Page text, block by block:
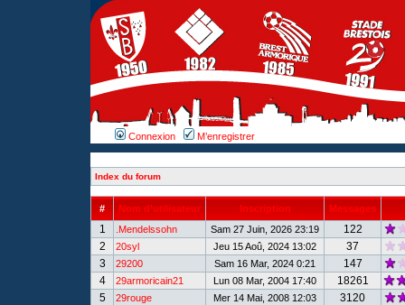
Connexion M’enregistrer
Index du forum
# Nom d’utilisateur Inscription Messages
1 .Mendelssohn Sam 27 Juin, 2026 23:19
122
2
20syl Jeu 15 Aoû, 2024 13:02
37
3
29200 Sam 16 Mar, 2024 0:21
147
4
29armoricain21 Lun 08 Mar, 2004 17:40
18261
5
29rouge Mer 14 Mai, 2008 12:03
3120